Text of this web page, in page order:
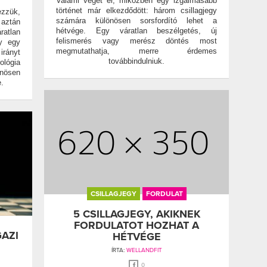
egy
történet már elkezdődött: három csillagjegy
számára különösen sorsfordító lehet a
hétvége. Egy váratlan beszélgetés, új
felismerés vagy merész döntés most
megmutathatja, merre érdemes
továbbindulniuk.
CSILLAGJEGY FORDULAT
5 CSILLAGJEGY, AKIKNEK
FORDULATOT HOZHAT A
HÉTVÉGE
ÍRTA: WELLANDFIT
0